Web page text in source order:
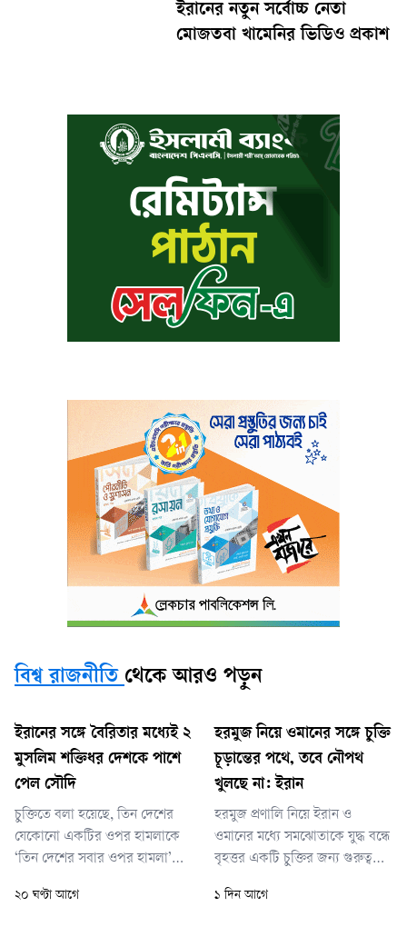
ইরানের নতুন সর্বোচ্চ নেতা
মোজতবা খামেনির ভিডিও প্রকাশ
বিশ্ব রাজনীতি থেকে আরও পড়ুন
ইরানের সঙ্গে বৈরিতার মধ্যেই ২
মুসলিম শক্তিধর দেশকে পাশে
পেল সৌদি
চুক্তিতে বলা হয়েছে, তিন দেশের
যেকোনো একটির ওপর হামলাকে
‘তিন দেশের সবার ওপর হামলা’
দেশের প্রকাশিত এক যৌথ
২০ ঘণ্টা আগে
হরমুজ নিয়ে ওমানের সঙ্গে চুক্তি
চূড়ান্তের পথে, তবে নৌপথ
খুলছে না: ইরান
হরমুজ প্রণালি নিয়ে ইরান ও
ওমানের মধ্যে সমঝোতাকে যুদ্ধ বন্ধে
বৃহত্তর একটি চুক্তির জন্য গুরুত্বপূর্ণ
ফেব্রুয়ারি ইরানে যুক্তরাষ্ট্র ও
১ দিন আগে